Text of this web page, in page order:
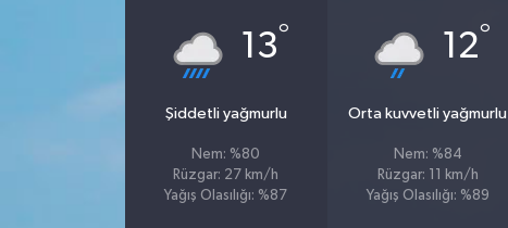
13°
Şiddetli yağmurlu
Nem: %80
Rüzgar: 27 km/h
Yağış Olasılığı: %87
12°
Orta kuvvetli yağmurlu
Nem: %84
Rüzgar: 11 km/h
Yağış Olasılığı: %89